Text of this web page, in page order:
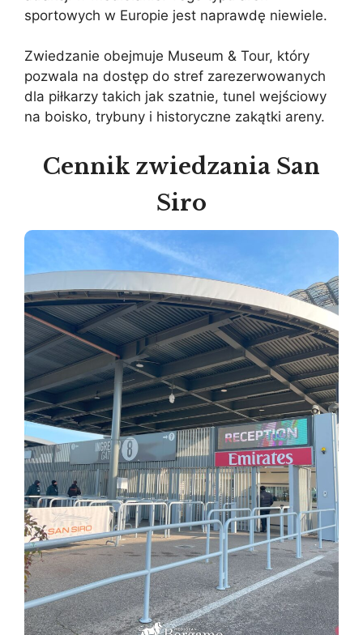
sportowych w Europie jest naprawdę niewiele.
Zwiedzanie obejmuje Museum & Tour, który
pozwala na dostęp do stref zarezerwowanych
dla piłkarzy takich jak szatnie, tunel wejściowy
na boisko, trybuny i historyczne zakątki areny.
Cennik zwiedzania San
Siro